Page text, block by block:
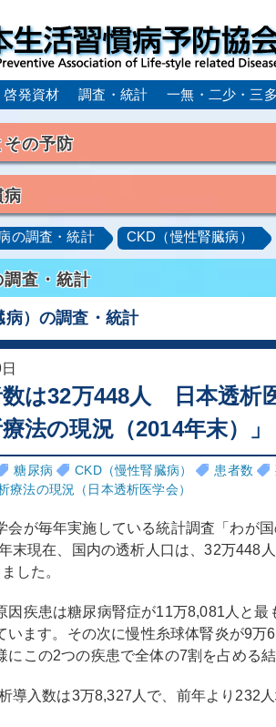
啓発資材 調査・統計 一無・二少・三多
その予防
病
常症（高脂血症） 糖尿病 CKD
ックシンドローム
動脈硬化 心
NASH
アルコール肝疾患
ドローム／サルコペニア／フレイル
の調査・統計 CKD（慢性腎臓病）
査・統計
）の調査・統計
は32万448人 日本透析
法の現況（2014年末）」
糖尿病 CKD（慢性腎臓病） 患者数
療法の現況（日本透析医学会）
が毎年実施している統計調査「わが
末現在、国内の透析人口は、32万448
した。
疾患は糖尿病腎症が11万8,081人と最
います。その次に慢性糸球体腎炎が9万
にこの2つの疾患で全体の7割を占める結
導入数は3万8,327人で、前年より232人